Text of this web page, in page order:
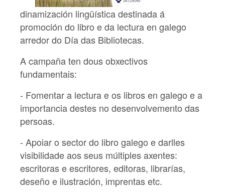
dinamización lingüística destinada á
promoción do libro e da lectura en galego
arredor do Día das Bibliotecas.
A campaña ten dous obxectivos
fundamentais:
- Fomentar a lectura e os libros en galego e a
importancia destes no desenvolvemento das
persoas.
- Apoiar o sector do libro galego e darlles
visibilidade aos seus múltiples axentes:
escritoras e escritores, editoras, librarías,
deseño e ilustración, imprentas etc.